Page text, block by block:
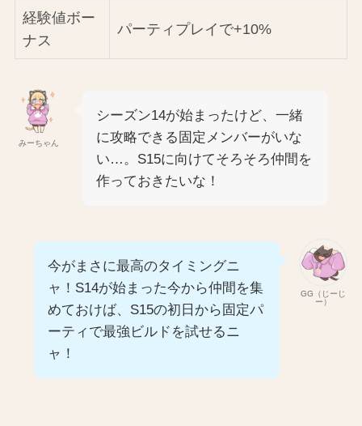
経験値ボー
ナス
パーティプレイで+10%
みーちゃん
シーズン14が始まったけど、一緒
に攻略できる固定メンバーがいな
い…。S15に向けてそろそろ仲間を
作っておきたいな！
GG（じーじ
ー）
今がまさに最高のタイミングニ
ャ！S14が始まった今から仲間を集
めておけば、S15の初日から固定パ
ーティで最強ビルドを試せるニ
ャ！